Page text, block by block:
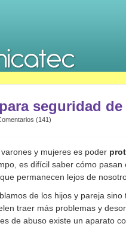
seguridad
(141)
y mujeres es poder
es difícil saber cómo pasan
permanecen lejos de
de los hijos y pareja sino
traer más problemas y
de abuso existe un aparato